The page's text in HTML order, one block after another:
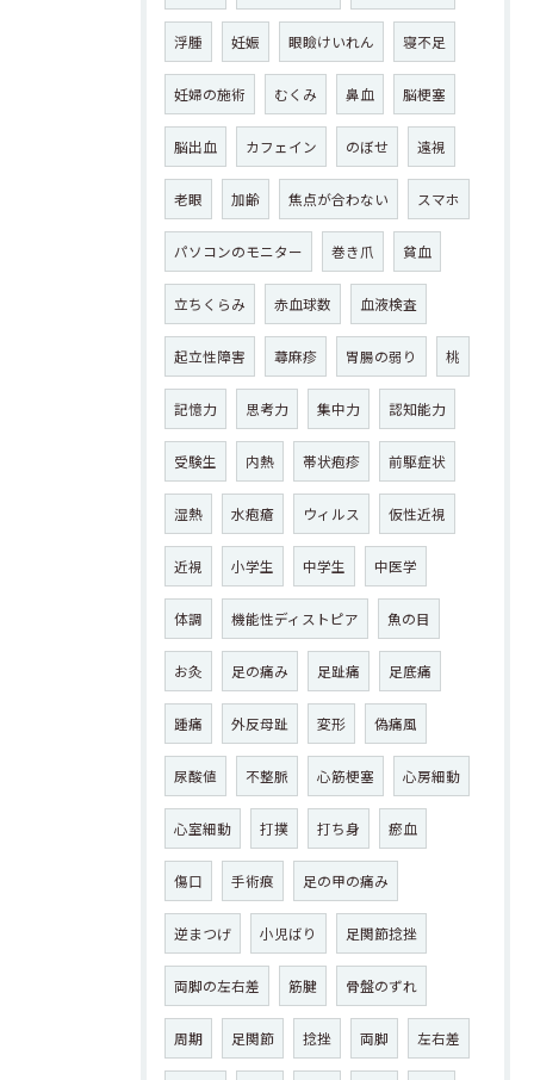
浮腫 妊娠 眼瞼けいれん 寝不足
妊婦の施術 むくみ 鼻血 脳梗塞
脳出血 カフェイン のぼせ 遠視
老眼 加齢 焦点が合わない スマホ
パソコンのモニター 巻き爪 貧血
立ちくらみ 赤血球数 血液検査
起立性障害 蕁麻疹 胃腸の弱り 桃
記憶力 思考力 集中力 認知能力
受験生 内熱 帯状疱疹 前駆症状
湿熱 水疱瘡 ウィルス 仮性近視
近視 小学生 中学生 中医学
体調 機能性ディストピア 魚の目
お灸 足の痛み 足趾痛 足底痛
踵痛 外反母趾 変形 偽痛風
尿酸値 不整脈 心筋梗塞 心房細動
心室細動 打撲 打ち身 瘀血
傷口 手術痕 足の甲の痛み
逆まつげ 小児ばり 足関節捻挫
両脚の左右差 筋腱 骨盤のずれ
周期 足関節 捻挫 両脚 左右差